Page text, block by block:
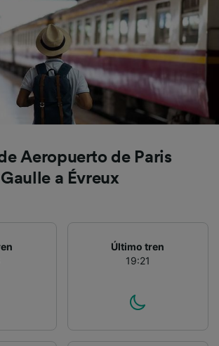
Aeropuerto de Paris
a Évreux
Último tren
19:21
activamente las
del dispositivo para su
Almacenar la información en un
o acceder a ella. Publicidad y
medición de
contenido, investigación de
desarrollo de servicios.
(proveedores)